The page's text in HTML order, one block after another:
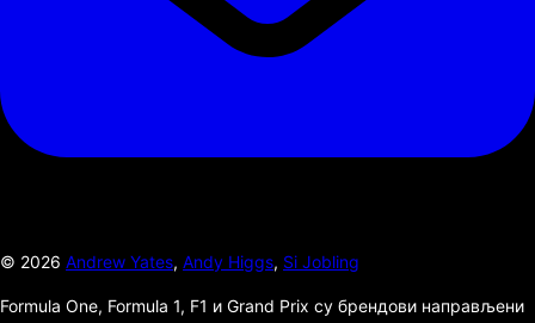
© 2026 Andrew Yates, Andy Higgs, Si Jobling
Formula One, Formula 1, F1 и Grand Prix су брендови направљени